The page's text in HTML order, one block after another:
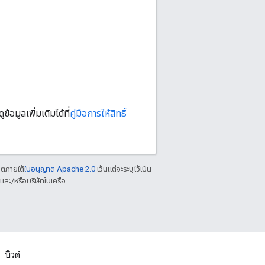
ข้อมูลเพิ่มเติมได้ที่คู่มือการให้สิทธิ์
ภายใต้ใบอนุญาต Apache 2.0 เว้นแต่จะระบุไว้เป็น
ละ/หรือบริษัทในเครือ
บิวด์